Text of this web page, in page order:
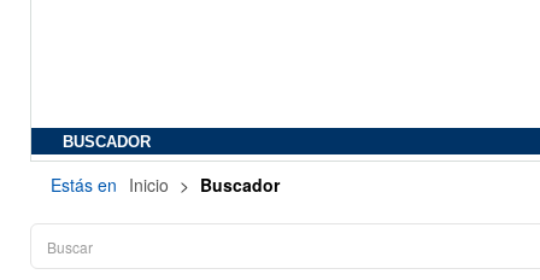
BUSCADOR
Estás en Inicio > Buscador